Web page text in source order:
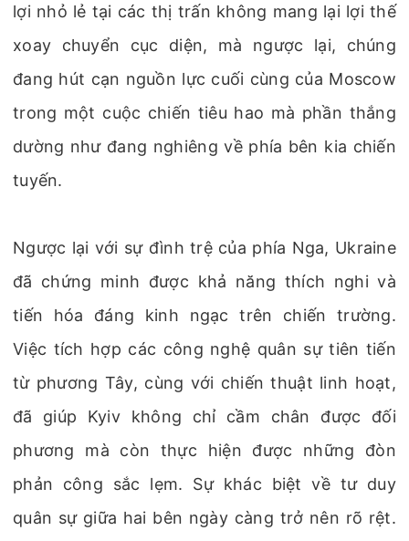
lợi nhỏ lẻ tại các thị trấn không mang lại lợi thế
xoay chuyển cục diện, mà ngược lại, chúng
đang hút cạn nguồn lực cuối cùng của Moscow
trong một cuộc chiến tiêu hao mà phần thắng
dường như đang nghiêng về phía bên kia chiến
tuyến.
Ngược lại với sự đình trệ của phía Nga, Ukraine
đã chứng minh được khả năng thích nghi và
tiến hóa đáng kinh ngạc trên chiến trường.
Việc tích hợp các công nghệ quân sự tiên tiến
từ phương Tây, cùng với chiến thuật linh hoạt,
đã giúp Kyiv không chỉ cầm chân được đối
phương mà còn thực hiện được những đòn
phản công sắc lẹm. Sự khác biệt về tư duy
quân sự giữa hai bên ngày càng trở nên rõ rệt.